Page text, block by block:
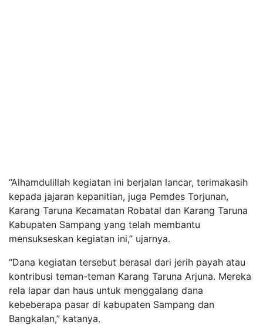
“Alhamdulillah kegiatan ini berjalan lancar, terimakasih
kepada jajaran kepanitian, juga Pemdes Torjunan,
Karang Taruna Kecamatan Robatal dan Karang Taruna
Kabupaten Sampang yang telah membantu
mensukseskan kegiatan ini,” ujarnya.
“Dana kegiatan tersebut berasal dari jerih payah atau
kontribusi teman-teman Karang Taruna Arjuna. Mereka
rela lapar dan haus untuk menggalang dana
kebeberapa pasar di kabupaten Sampang dan
Bangkalan,” katanya.